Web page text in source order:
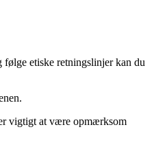
etiske retningslinjer kan du
vigtigt at være opmærksom